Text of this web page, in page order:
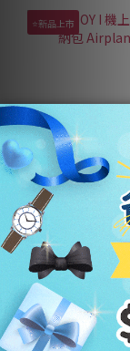
⭐新品上市
PLAYJOY I 機
納包